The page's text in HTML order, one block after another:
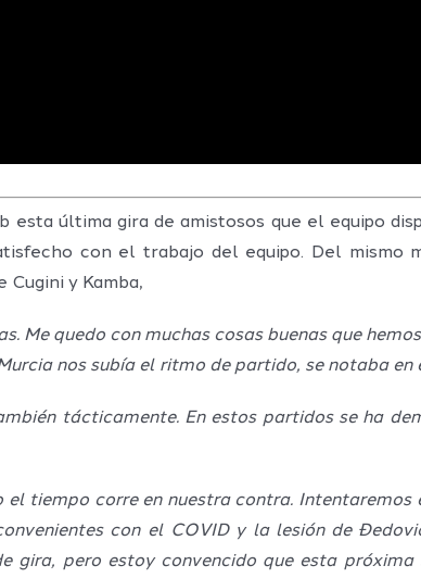
última gira de amistosos que el equipo
con el trabajo del equipo. Del mismo
y Kamba,
Me quedo con muchas cosas buenas que
nos subía el ritmo de partido, se notaba en
tácticamente. En estos partidos se ha
el tiempo corre en nuestra contra.
con el COVID y la lesión de
gira, pero estoy convencido que esta